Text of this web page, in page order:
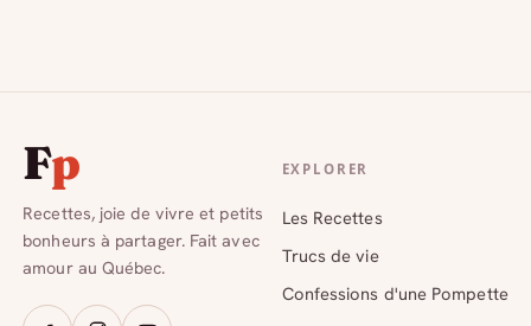
Fp
Recettes, joie de vivre et petits
bonheurs à partager. Fait avec
amour au Québec.
EXPLORER
Les Recettes
Trucs de vie
Confessions d'une Pompette